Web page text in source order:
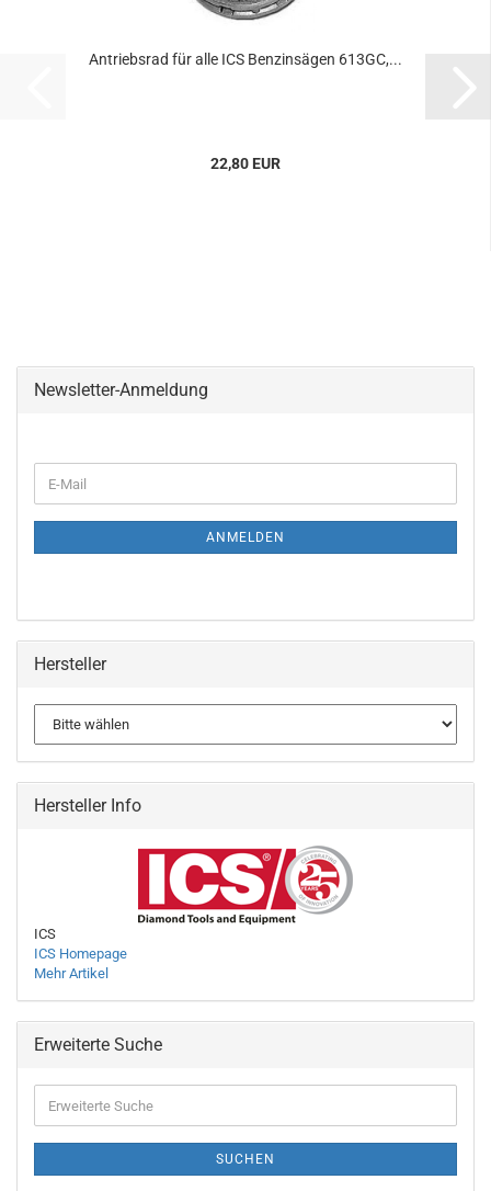
Antriebsrad für alle ICS Benzinsägen 613GC,...
22,80 EUR
Newsletter-Anmeldung
ZUR
E-
Mail
ANMELDEN
Hersteller
Hersteller Info
ICS
ICS Homepage
Mehr Artikel
Erweiterte Suche
Suche
SUCHEN